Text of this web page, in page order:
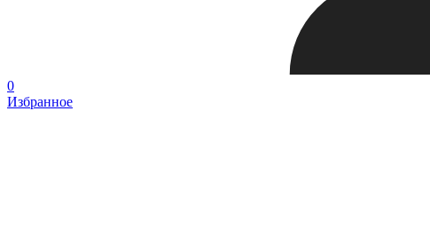
0
Избранное